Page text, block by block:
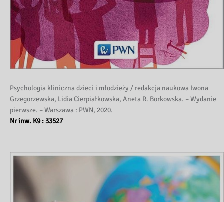
Psychologia kliniczna dzieci i młodzieży / redakcja naukowa Iwona
Grzegorzewska, Lidia Cierpiałkowska, Aneta R. Borkowska. – Wydanie
pierwsze. – Warszawa : PWN, 2020.
Nr inw. K9 : 33527